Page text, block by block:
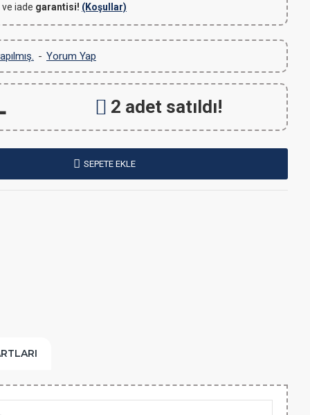
iade garantisi! (Koşullar)
- Yorum Yap
2 adet satıldı!
SEPETE EKLE